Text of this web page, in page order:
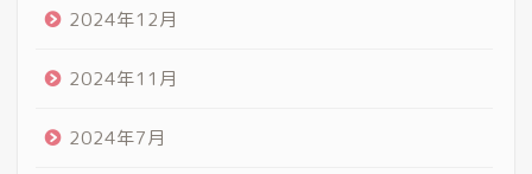
2024年12月
2024年11月
2024年7月